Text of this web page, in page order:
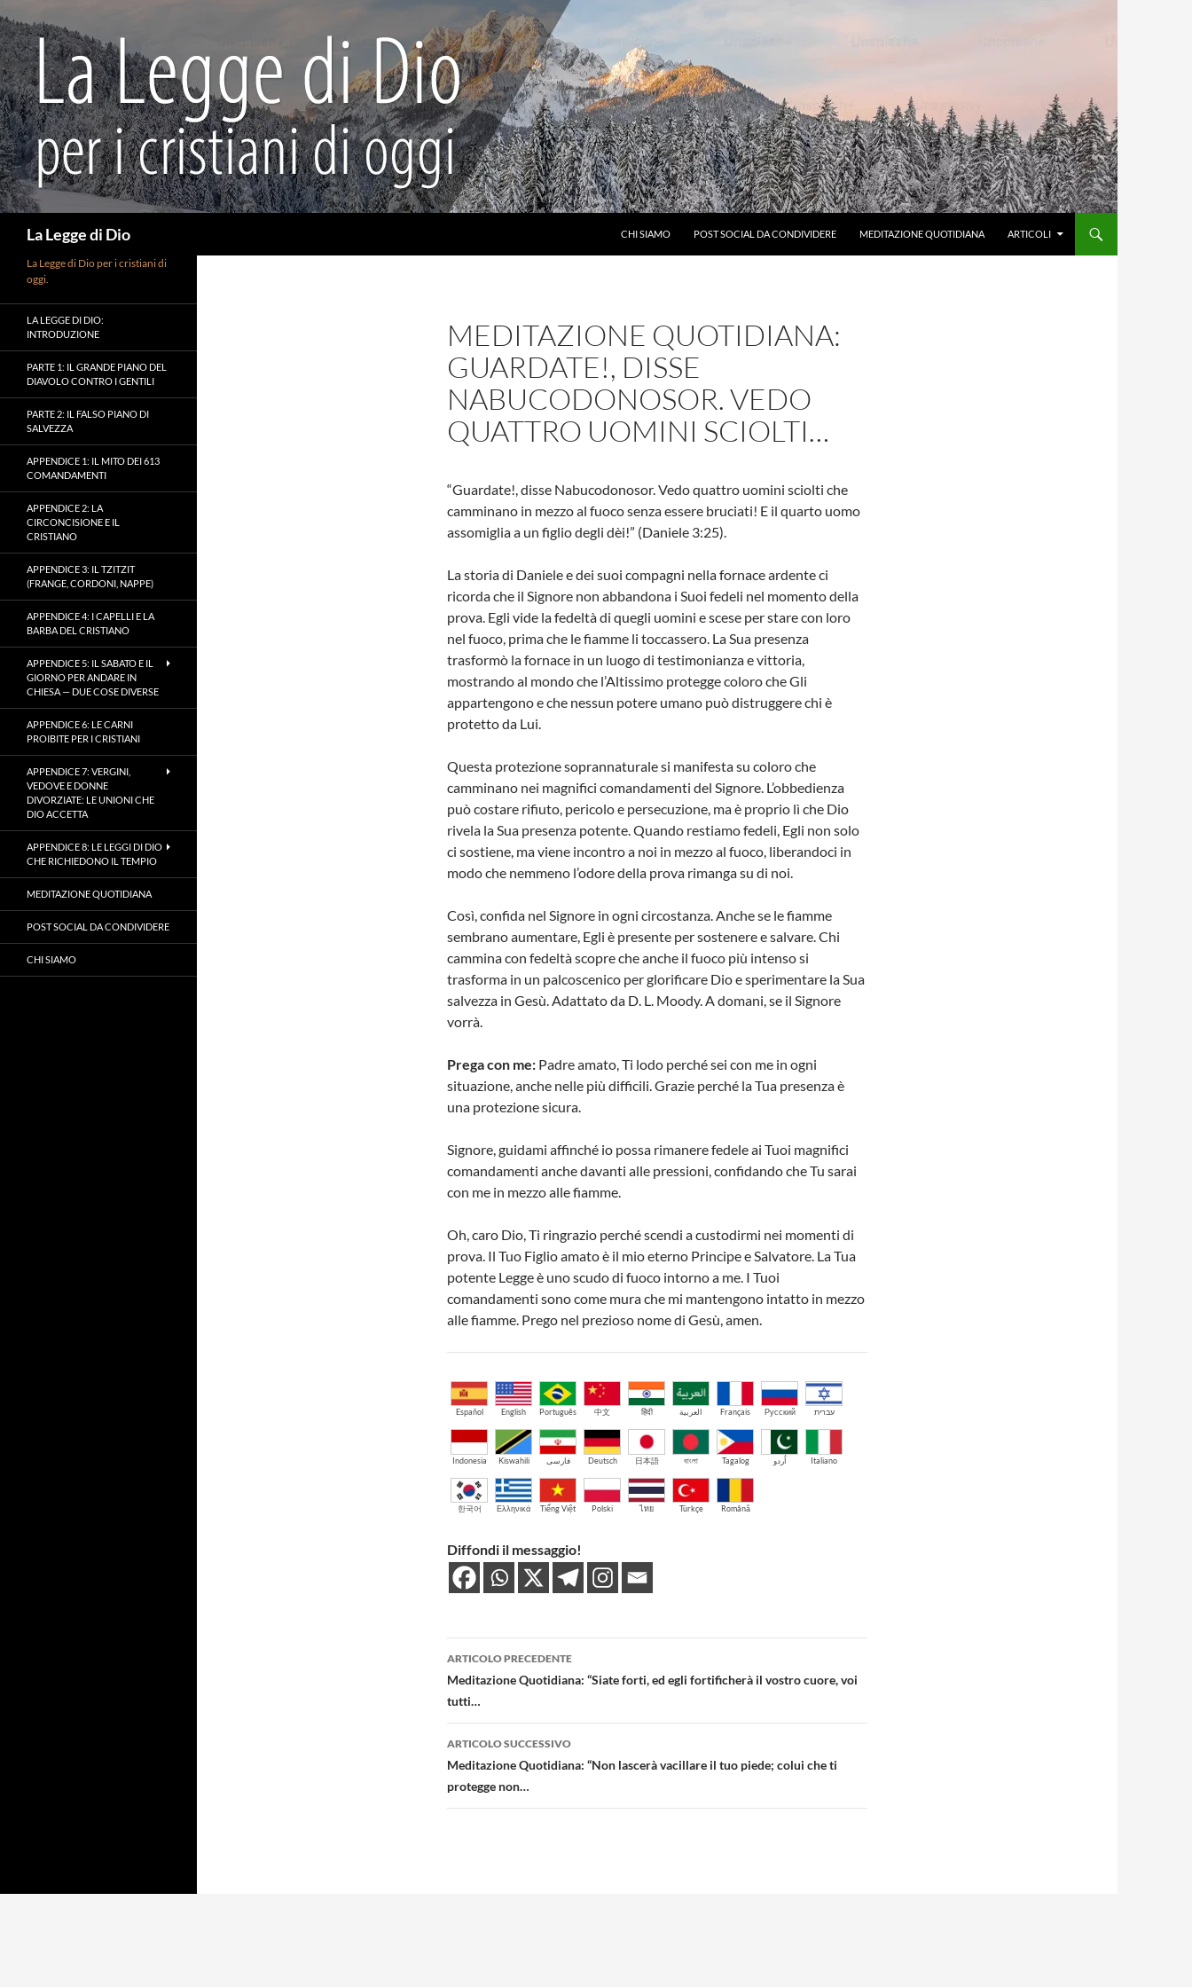
al
contenuto
La Legge di Dio CHI SIAMO POST SOCIAL DA CONDIVIDERE MEDITAZIONE QUOTIDIANA ARTICOLI
MEDITAZIONE QUOTIDIANA:
GUARDATE!, DISSE
NABUCODONOSOR. VEDO
QUATTRO UOMINI SCIOLTI…
“Guardate!, disse Nabucodonosor. Vedo quattro uomini sciolti che
camminano in mezzo al fuoco senza essere bruciati! E il quarto uomo
assomiglia a un figlio degli dèi!” (Daniele 3:25).
La storia di Daniele e dei suoi compagni nella fornace ardente ci
ricorda che il Signore non abbandona i Suoi fedeli nel momento della
prova. Egli vide la fedeltà di quegli uomini e scese per stare con loro
nel fuoco, prima che le fiamme li toccassero. La Sua presenza
trasformò la fornace in un luogo di testimonianza e vittoria,
mostrando al mondo che l’Altissimo protegge coloro che Gli
appartengono e che nessun potere umano può distruggere chi è
protetto da Lui.
Questa protezione soprannaturale si manifesta su coloro che
camminano nei magnifici comandamenti del Signore. L’obbedienza
può costare rifiuto, pericolo e persecuzione, ma è proprio lì che Dio
rivela la Sua presenza potente. Quando restiamo fedeli, Egli non solo
ci sostiene, ma viene incontro a noi in mezzo al fuoco, liberandoci in
modo che nemmeno l’odore della prova rimanga su di noi.
Così, confida nel Signore in ogni circostanza. Anche se le fiamme
sembrano aumentare, Egli è presente per sostenere e salvare. Chi
cammina con fedeltà scopre che anche il fuoco più intenso si
trasforma in un palcoscenico per glorificare Dio e sperimentare la Sua
salvezza in Gesù. Adattato da D. L. Moody. A domani, se il Signore
vorrà.
Prega con me: Padre amato, Ti lodo perché sei con me in ogni
situazione, anche nelle più difficili. Grazie perché la Tua presenza è
una protezione sicura.
Signore, guidami affinché io possa rimanere fedele ai Tuoi magnifici
comandamenti anche davanti alle pressioni, confidando che Tu sarai
con me in mezzo alle fiamme.
Oh, caro Dio, Ti ringrazio perché scendi a custodirmi nei momenti di
prova. Il Tuo Figlio amato è il mio eterno Principe e Salvatore. La Tua
potente Legge è uno scudo di fuoco intorno a me. I Tuoi
comandamenti sono come mura che mi mantengono intatto in mezzo
alle fiamme. Prego nel prezioso nome di Gesù, amen.
Español English Português 中文 हिंदी العربية Français Русский עברית
Indonesia Kiswahili فارسی Deutsch 日本語 বাংলা Tagalog اُردو Italiano
한국어 Ελληνικά Tiếng Việt Polski ไทย Türkçe Română
Diffondi il messaggio!
Navigazione
articolo
ARTICOLO PRECEDENTE
Meditazione Quotidiana: “Siate forti, ed egli fortificherà il vostro cuore, voi
tutti…
ARTICOLO SUCCESSIVO
Meditazione Quotidiana: “Non lascerà vacillare il tuo piede; colui che ti
protegge non…
La Legge di Dio per i cristiani di
oggi.
LA LEGGE DI DIO:
INTRODUZIONE
PARTE 1: IL GRANDE PIANO DEL
DIAVOLO CONTRO I GENTILI
PARTE 2: IL FALSO PIANO DI
SALVEZZA
APPENDICE 1: IL MITO DEI 613
COMANDAMENTI
APPENDICE 2: LA
CIRCONCISIONE E IL
CRISTIANO
APPENDICE 3: IL TZITZIT
(FRANGE, CORDONI, NAPPE)
APPENDICE 4: I CAPELLI E LA
BARBA DEL CRISTIANO
APPENDICE 5: IL SABATO E IL
GIORNO PER ANDARE IN
CHIESA — DUE COSE DIVERSE
APPENDICE 6: LE CARNI
PROIBITE PER I CRISTIANI
APPENDICE 7: VERGINI,
VEDOVE E DONNE
DIVORZIATE: LE UNIONI CHE
DIO ACCETTA
APPENDICE 8: LE LEGGI DI DIO
CHE RICHIEDONO IL TEMPIO
MEDITAZIONE QUOTIDIANA
POST SOCIAL DA CONDIVIDERE
CHI SIAMO